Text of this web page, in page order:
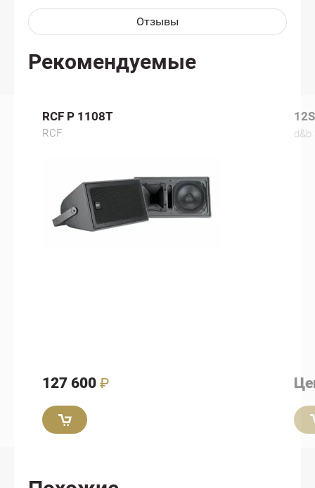
Отзывы
Рекомендуемые
RCF P 1108T
RCF
127 600 ₽
d&b